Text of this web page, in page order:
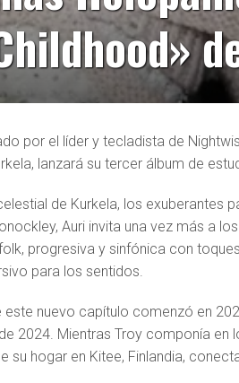
por el líder y tecladista de
lanzará su tercer álbum de
de Kurkela, los exuberantes
Auri invita una vez más a
progresiva y sinfónica con
para los sentidos.
nuevo capítulo comenzó en
2024. Mientras Troy componía en
su hogar en Kitee, Finlandia,